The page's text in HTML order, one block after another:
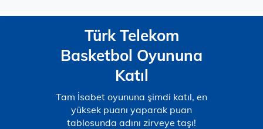
Türk Telekom
Basketbol Oyununa
Katıl
Tam İsabet oyununa şimdi katıl, en
yüksek puanı yaparak puan
tablosunda adını zirveye taşı!